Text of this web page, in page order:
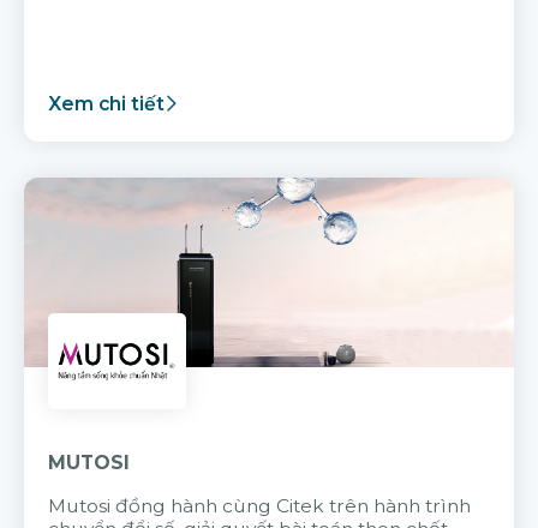
Xem chi tiết
MUTOSI
Mutosi đồng hành cùng Citek trên hành trình